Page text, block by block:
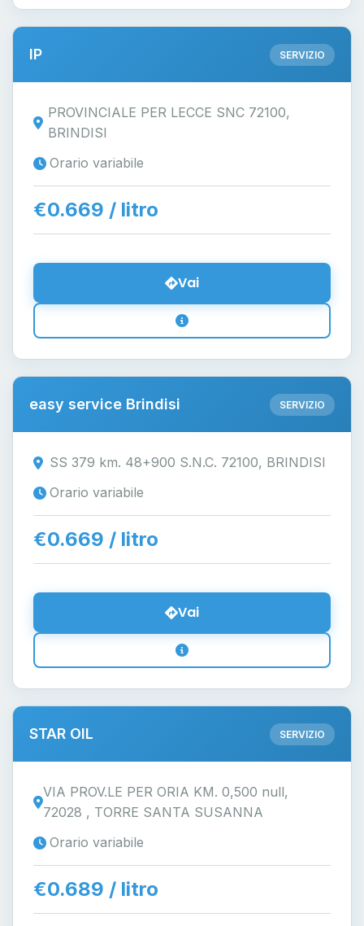
IP SERVIZIO
PROVINCIALE PER LECCE SNC 72100,
BRINDISI
Orario variabile
€0.669 / litro
Vai
easy service Brindisi SERVIZIO
SS 379 km. 48+900 S.N.C. 72100, BRINDISI
Orario variabile
€0.669 / litro
Vai
STAR OIL SERVIZIO
VIA PROV.LE PER ORIA KM. 0,500 null,
72028 , TORRE SANTA SUSANNA
Orario variabile
€0.689 / litro